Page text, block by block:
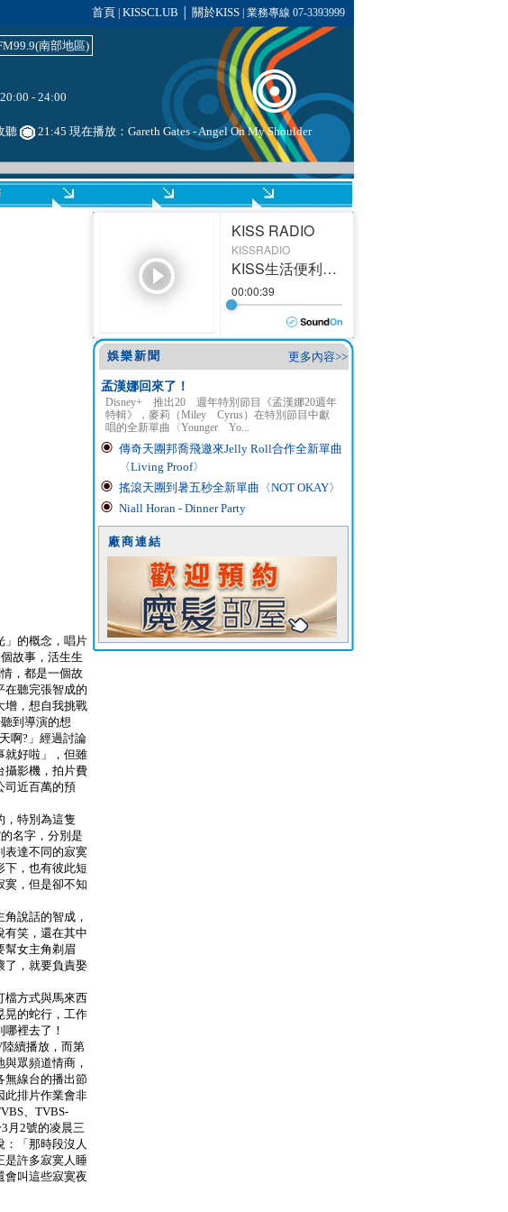
首頁 KISSCLUB 關於KISS| 業務專線 07-3393999
南部地區)
- 24:00
聽 21:45 現在播放： Gareth Gates- Angel On My Shoulder
」的概念，唱片
故事，活生生
，都是一個故
在聽完張智成的
增，想自我挑戰
到導演的想
啊?」經過討論
就好啦」，但雖
攝影機，拍片費
司近百萬的預
，特別為這隻
名字，分別是
表達不同的寂寞
下，也有彼此短
寞，但是卻不知
說話的智成，
有笑，還在其中
幫女主角剃眉
了，就要負責娶
檔方式與馬來西
晃的蛇行，工作
裡去了！
續播放，而第
眾頻道情商，
無線台的播出節
此排片作業會非
、TVBS-
月2號的凌晨三
：「那時段沒人
是許多寂寞人睡
會叫這些寂寞夜
更多內容>>
娛樂新聞
孟漢娜回來了！
Disney+ 推出20 週年特別節目《孟漢娜20週年
特輯》，麥莉（Miley Cyrus）在特別節目中獻
唱的全新單曲〈Younger Yo...
傳奇天團邦喬飛邀來Jelly Roll合作全新單曲
〈Living Proof〉
搖滾天團到暑五秒全新單曲〈NOT OKAY〉
Niall Horan - Dinner Party
廠商連結